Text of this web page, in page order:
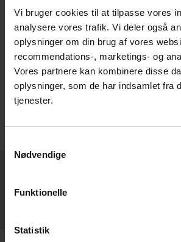
Vi bruger cookies til at tilpasse vores
analysere vores trafik. Vi deler også
oplysninger om din brug af vores
recommendations-, marketings- og
Vores partnere kan kombinere disse
oplysninger, som de har indsamlet fra
tjenester.
Nødvendige
Funktionelle
Statistik
APS magnetisk
menukortholder, akryl (2 stk.)
Varenr: 35164910
Din pris (ekskl. moms)
157,00 kr./stk.
Securit
tavle, A5
Varenr:
Din pris
349,00